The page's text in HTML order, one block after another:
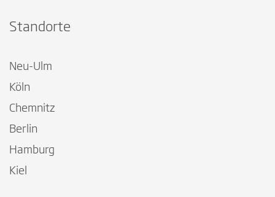
Standorte
Neu-Ulm
Köln
Chemnitz
Berlin
Hamburg
Kiel